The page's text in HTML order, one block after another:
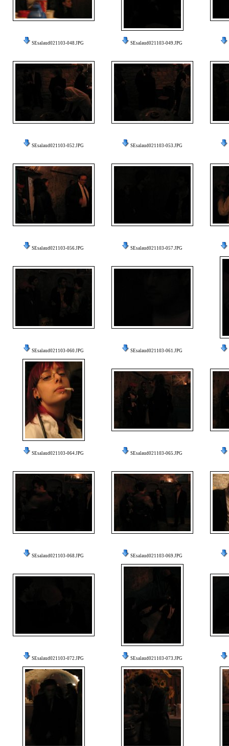
SEsalaud021103-048.JPG SEsalaud021103-049.JPG
SEsalaud021103-052.JPG SEsalaud021103-053.JPG
SEsalaud021103-056.JPG SEsalaud021103-057.JPG
SEsalaud021103-060.JPG SEsalaud021103-061.JPG
SEsalaud021103-064.JPG SEsalaud021103-065.JPG
SEsalaud021103-068.JPG SEsalaud021103-069.JPG
SEsalaud021103-072.JPG SEsalaud021103-073.JPG